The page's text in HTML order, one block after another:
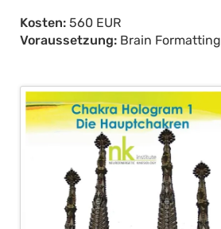
Kosten:560 EUR
Voraussetzung:Brain Formatting